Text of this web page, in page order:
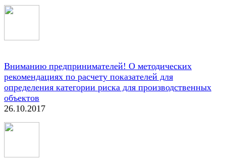
Вниманию предпринимателей! О методических
рекомендациях по расчету показателей для
определения категории риска для производственных
объектов
26.10.2017